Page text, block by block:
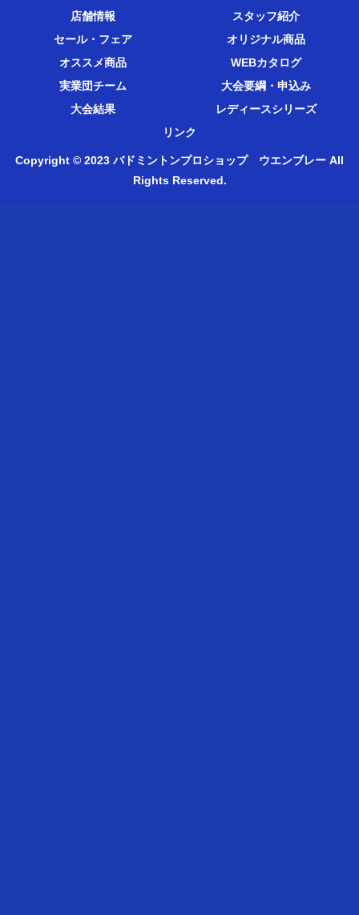
店舗情報
スタッフ紹介
セール・フェア
オリジナル商品
オススメ商品
WEBカタログ
実業団チーム
大会要綱・申込み
大会結果
レディースシリーズ
リンク
Copyright © 2023 バドミントンプロショップ ウエンブレー All
Rights Reserved.